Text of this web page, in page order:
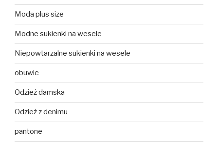
Moda plus size
Modne sukienki na wesele
Niepowtarzalne sukienki na wesele
obuwie
Odzież damska
Odzież z denimu
pantone